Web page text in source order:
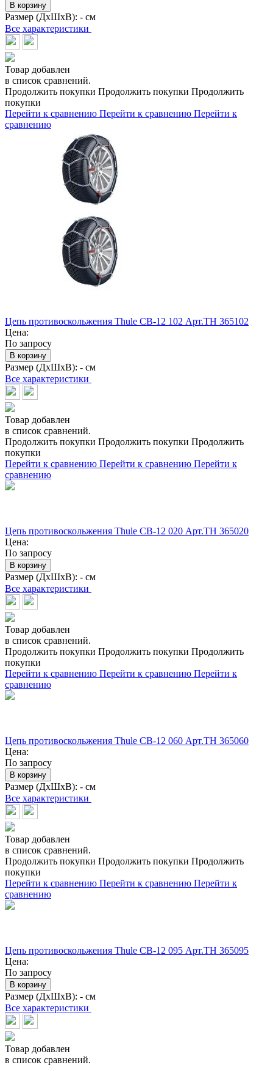
В корзину
Размер (ДхШхВ): - см
Все характеристики
Товар добавлен
в список сравнений.
Продолжить покупки Продолжить покупки Продолжить
покупки
Перейти к сравнению Перейти к сравнению Перейти к
сравнению
Цепь противоскольжения Thule CB-12 102 Арт.TH 365102
Цена:
По запросу
В корзину
Размер (ДхШхВ): - см
Все характеристики
Товар добавлен
в список сравнений.
Продолжить покупки Продолжить покупки Продолжить
покупки
Перейти к сравнению Перейти к сравнению Перейти к
сравнению
Цепь противоскольжения Thule CB-12 020 Арт.TH 365020
Цена:
По запросу
В корзину
Размер (ДхШхВ): - см
Все характеристики
Товар добавлен
в список сравнений.
Продолжить покупки Продолжить покупки Продолжить
покупки
Перейти к сравнению Перейти к сравнению Перейти к
сравнению
Цепь противоскольжения Thule CB-12 060 Арт.TH 365060
Цена:
По запросу
В корзину
Размер (ДхШхВ): - см
Все характеристики
Товар добавлен
в список сравнений.
Продолжить покупки Продолжить покупки Продолжить
покупки
Перейти к сравнению Перейти к сравнению Перейти к
сравнению
Цепь противоскольжения Thule CB-12 095 Арт.TH 365095
Цена:
По запросу
В корзину
Размер (ДхШхВ): - см
Все характеристики
Товар добавлен
в список сравнений.